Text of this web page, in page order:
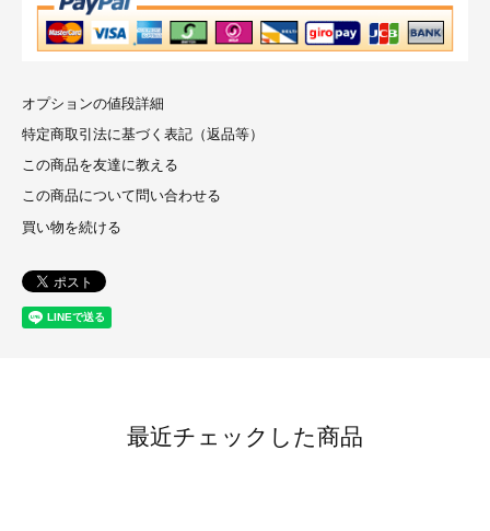
オプションの値段詳細
特定商取引法に基づく表記（返品等）
この商品を友達に教える
この商品について問い合わせる
買い物を続ける
最近チェックした商品